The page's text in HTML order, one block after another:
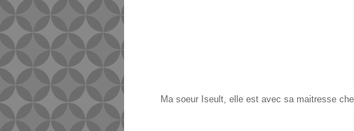
Ma soeur Iseult, elle est avec sa maitresse